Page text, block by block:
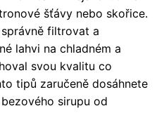
šťávy nebo skořice.
filtrovat a
lahvi na chladném a
svou kvalitu co
tipů zaručeně dosáhnete
sirupu od